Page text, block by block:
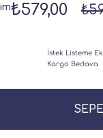
₺579,00
İstek Listeme
Kargo Bedava